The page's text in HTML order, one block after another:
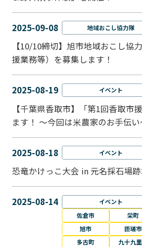
2025-09-08 地域おこし協力隊
【10/10締切】旭市地域おこし協
援業務等）を募集します！
2025-08-19 イベント
【千葉県香取市】「第1回香取市
ます！ ～今回は米農家のお手伝い
2025-08-18 イベント
恐竜かけっこ大会 in 元名採石場
2025-08-14 イベント
佐倉市
栄町
旭市
匝瑳市
多古町
九十九